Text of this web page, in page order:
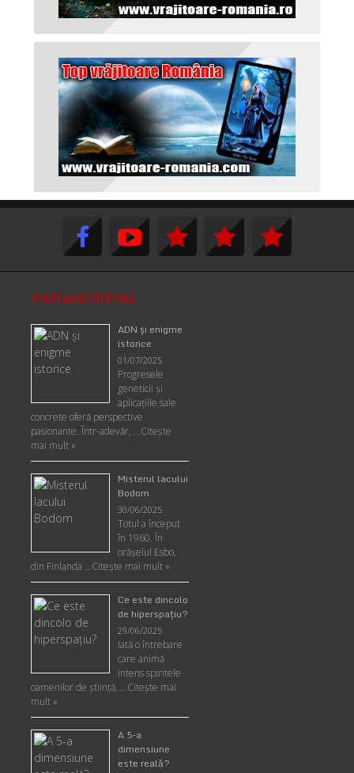
PARANORMAL
ADN şi enigme
istorice
01/07/2025
Progresele
geneticii şi
aplicaţiile sale
concrete oferă perspective
pasionante. Într-adevăr, …Citește
mai mult »
Misterul lacului
Bodom
30/06/2025
Totul a început
în 1960. În
orășelul Esbo,
din Finlanda …Citește mai mult »
Ce este dincolo
de hiperspaţiu?
29/06/2025
Iată o întrebare
care animă
intens spiritele
oamenilor de ştiinţă. …Citește mai
mult »
A 5-a
dimensiune
este reală?